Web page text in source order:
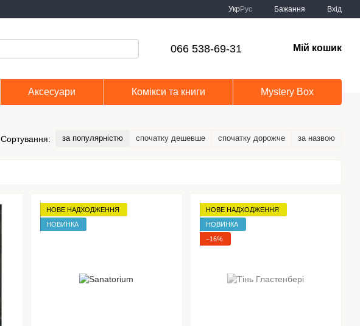
УкрРус Бажання Вхід
066 538-69-31 Мій кошик
Аксесуари Комікси та книги Mystery Box
Сортування: за популярністю спочатку дешевше спочатку дорожче за назвою
НОВЕ НАДХОДЖЕННЯ
НОВИНКА
НОВЕ НАДХОДЖЕННЯ
НОВИНКА
−16%